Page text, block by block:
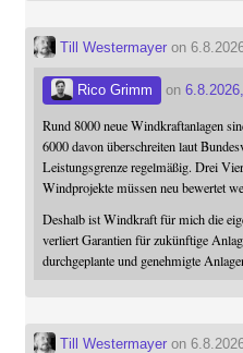
Till Westermayeron
Rico Grimm on
Rund 8000 neue Windkraftanlagen
6000 davon überschreiten laut
Leistungsgrenze regelmäßig. Drei
Windprojekte müssen neu bewertet
Deshalb ist Windkraft für mich die
verliert Garantien für zukünftige
durchgeplante und genehmigte
Till Westermayeron